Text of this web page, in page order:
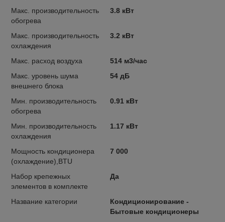
Макс. производительность
обогрева
3.8 кВт
Макс. производительность
охлаждения
3.2 кВт
Макс. расход воздуха
514 м3/час
Макс. уровень шума
внешнего блока
54 дБ
Мин. производительность
обогрева
0.91 кВт
Мин. производительность
охлаждения
1.17 кВт
Мощность кондиционера
(охлаждение),BTU
7 000
Набор крепежных
элементов в комплекте
Да
Название категории
Кондиционирование -
Бытовые кондиционеры